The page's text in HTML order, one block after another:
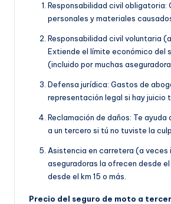
Responsabilidad civil obligatoria:
personales y materiales
Responsabilidad civil voluntaria
Extiende el límite económico del
(incluido por muchas
Defensa jurídica: Gastos de
representación legal si hay juicio
Reclamación de daños: Te ayuda
a un tercero si tú no tuviste la
Asistencia en carretera (a veces
aseguradoras la ofrecen desde
desde el km 15 o más.
Precio del seguro de moto a